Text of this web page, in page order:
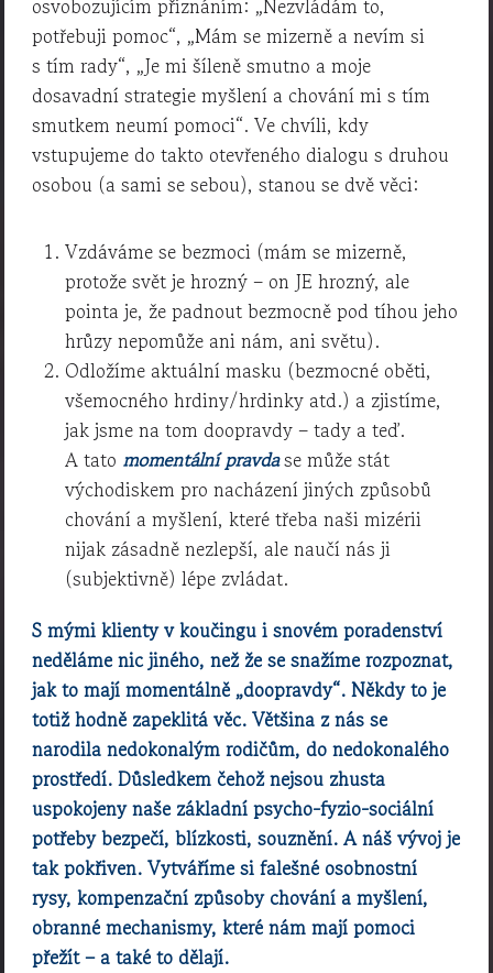
osvobozujícím přiznáním: „Nezvládám to,
potřebuji pomoc“, „Mám se mizerně a nevím si
s tím rady“, „Je mi šíleně smutno a moje
dosavadní strategie myšlení a chování mi s tím
smutkem neumí pomoci“. Ve chvíli, kdy
vstupujeme do takto otevřeného dialogu s druhou
osobou (a sami se sebou), stanou se dvě věci:
Vzdáváme se bezmoci (mám se mizerně,
protože svět je hrozný – on JE hrozný, ale
pointa je, že padnout bezmocně pod tíhou jeho
hrůzy nepomůže ani nám, ani světu).
Odložíme aktuální masku (bezmocné oběti,
všemocného hrdiny/hrdinky atd.) a zjistíme,
jak jsme na tom doopravdy – tady a teď.
A tato momentální pravdase může stát
východiskem pro nacházení jiných způsobů
chování a myšlení, které třeba naši mizérii
nijak zásadně nezlepší, ale naučí nás ji
(subjektivně) lépe zvládat.
S mými klienty v koučingu i snovém poradenství
neděláme nic jiného, než že se snažíme rozpoznat,
jak to mají momentálně „doopravdy“. Někdy to je
totiž hodně zapeklitá věc. Většina z nás se
narodila nedokonalým rodičům, do nedokonalého
prostředí. Důsledkem čehož nejsou zhusta
uspokojeny naše základní psycho-fyzio-sociální
potřeby bezpečí, blízkosti, souznění. A náš vývoj je
tak pokřiven. Vytváříme si falešné osobnostní
rysy, kompenzační způsoby chování a myšlení,
obranné mechanismy, které nám mají pomoci
přežít – a také to dělají.